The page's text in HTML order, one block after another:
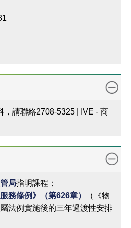
，請聯絡2708-5325 | IVE - 商
局指明課程；
服務條例》（第626章）
（《物
法例實施後的三年過渡性安排